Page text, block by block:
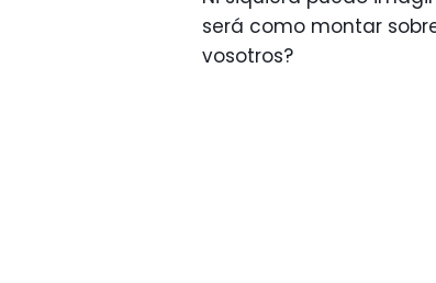
será como montar
vosotros?